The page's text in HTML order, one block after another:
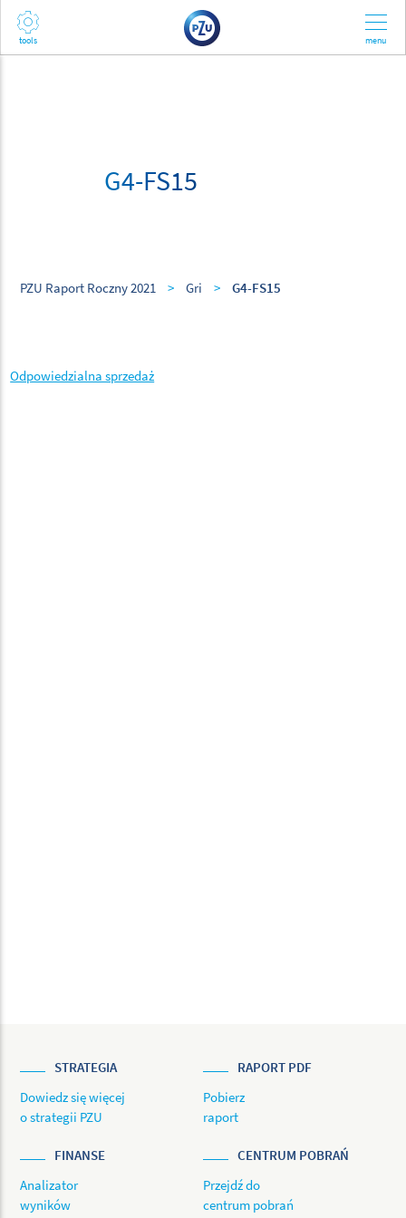
G4-FS15
PZU Raport Roczny 2021 > Gri > G4-FS15
Odpowiedzialna sprzedaż
STRATEGIA
Dowiedz się więcej
o strategii PZU
RAPORT PDF
Pobierz
raport
FINANSE
Analizator
wyników
CENTRUM POBRAŃ
Przejdź do
centrum pobrań